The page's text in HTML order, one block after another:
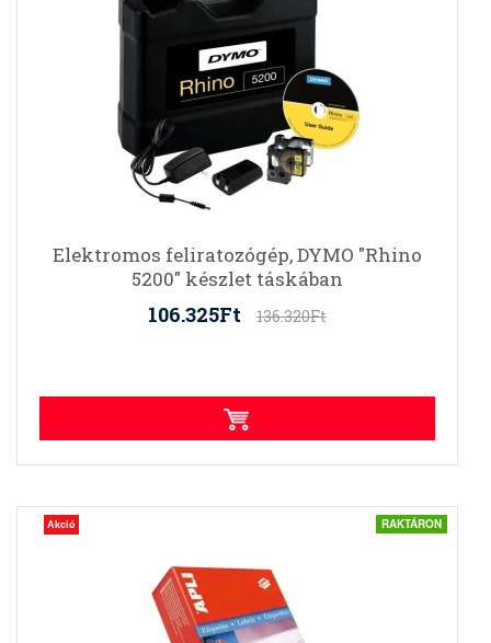
Elektromos feliratozógép, DYMO "Rhino
5200" készlet táskában
106.325Ft 136.320Ft
Akció RAKTÁRON